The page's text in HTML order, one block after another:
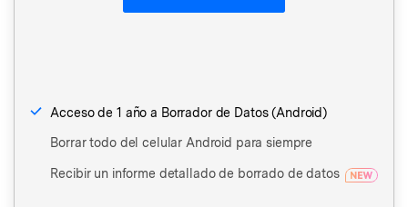
Acceso de 1 año a Borrador de Datos (Android)
Borrar todo del celular Android para siempre
Recibir un informe detallado de borrado de datos